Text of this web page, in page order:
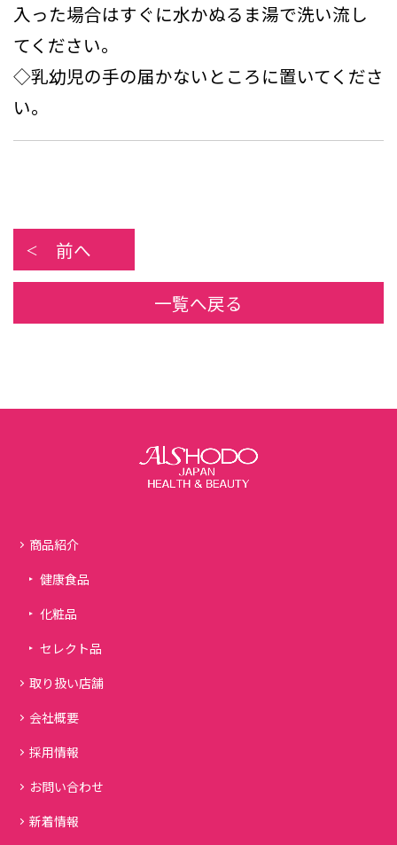
入った場合はすぐに水かぬるま湯で洗い流し
てください。
◇乳幼児の手の届かないところに置いてくださ
い。
前へ
一覧へ戻る
商品紹介
健康食品
化粧品
セレクト品
取り扱い店舗
会社概要
採用情報
お問い合わせ
新着情報